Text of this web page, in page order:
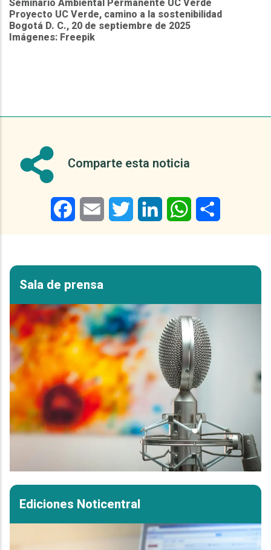
Seminario Ambiental Permanente UC Verde
Proyecto UC Verde, camino a la sostenibilidad
Bogotá D. C., 20 de septiembre de 2025
Imágenes: Freepik
Comparte esta noticia
FacebookEmail Twitter LinkedIn WhatsApp
Sala de prensa
Ediciones Noticentral